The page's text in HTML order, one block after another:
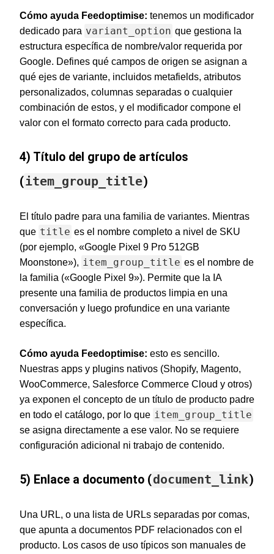
Cómo ayuda Feedoptimise: tenemos un modificador
dedicado para variant_option que gestiona la
estructura específica de nombre/valor requerida por
Google. Defines qué campos de origen se asignan a
qué ejes de variante, incluidos metafields, atributos
personalizados, columnas separadas o cualquier
combinación de estos, y el modificador compone el
valor con el formato correcto para cada producto.
4) Título del grupo de artículos
(item_group_title)
El título padre para una familia de variantes. Mientras
que title es el nombre completo a nivel de SKU
(por ejemplo, «Google Pixel 9 Pro 512GB
Moonstone»), item_group_title es el nombre de
la familia («Google Pixel 9»). Permite que la IA
presente una familia de productos limpia en una
conversación y luego profundice en una variante
específica.
Cómo ayuda Feedoptimise: esto es sencillo.
Nuestras apps y plugins nativos (Shopify, Magento,
WooCommerce, Salesforce Commerce Cloud y otros)
ya exponen el concepto de un título de producto padre
en todo el catálogo, por lo que item_group_title
se asigna directamente a ese valor. No se requiere
configuración adicional ni trabajo de contenido.
5) Enlace a documento (document_link)
Una URL, o una lista de URLs separadas por comas,
que apunta a documentos PDF relacionados con el
producto. Los casos de uso típicos son manuales de